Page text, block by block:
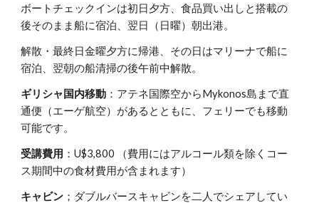
ボートチェックインは初日夕方 、食品買い出し と搭載の
後そのまま船に宿泊、翌日（日曜）朝出港。
解散・最終日金曜夕方に帰港、その日はマリーナで船に
宿泊、翌朝の船清掃の後午前中解散。
ギリシャ国内移動 ：アテネ国際空からMykonos島まで直
通便（エーゲ航空）があるとともに、フェリーでも移動
可能です。
受講費用 ：U$3,800 （費用にはアルコール類を除くコー
ス期間中の食材費用が含まれます）
キャビン ；ダブルバースキャビンを二人でシェアしてい